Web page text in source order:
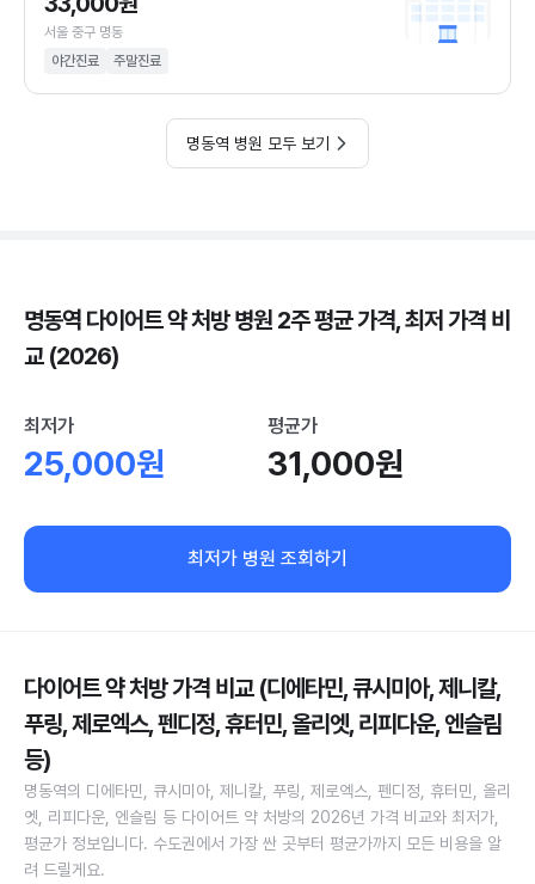
서울 중구 명동
야간진료
주말진료
명동역 병원 모두 보기
명동역 다이어트 약 처방 병원 2주 평균 가격, 최저 가격 비
교 (2026)
최저가
25,000원
평균가
31,000원
최저가 병원 조회하기
다이어트 약 처방 가격 비교 (디에타민, 큐시미아, 제니칼,
푸링, 제로엑스, 펜디정, 휴터민, 올리엣, 리피다운, 엔슬림
등)
명동역의 디에타민, 큐시미아, 제니칼, 푸링, 제로엑스, 펜디정, 휴터민, 올리
엣, 리피다운, 엔슬림 등 다이어트 약 처방의 2026년 가격 비교와 최저가,
평균가 정보입니다. 수도권에서 가장 싼 곳부터 평균가까지 모든 비용을 알
려 드릴게요.